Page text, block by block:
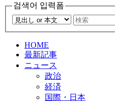
검색어 입력폼
HOME
最新記事
ニュース
政治
経済
国際・日本